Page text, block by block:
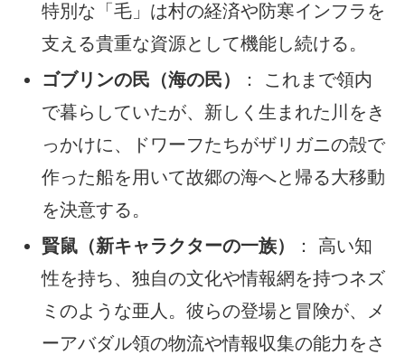
特別な「毛」は村の経済や防寒インフラを
支える貴重な資源として機能し続ける。
ゴブリンの民（海の民）
： これまで領内
で暮らしていたが、新しく生まれた川をき
っかけに、ドワーフたちがザリガニの殻で
作った船を用いて故郷の海へと帰る大移動
を決意する。
賢鼠（新キャラクターの一族）
： 高い知
性を持ち、独自の文化や情報網を持つネズ
ミのような亜人。彼らの登場と冒険が、メ
ーアバダル領の物流や情報収集の能力をさ